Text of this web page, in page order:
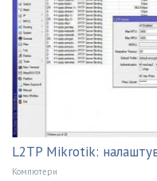
L2TP Mikrotik:
Компютери